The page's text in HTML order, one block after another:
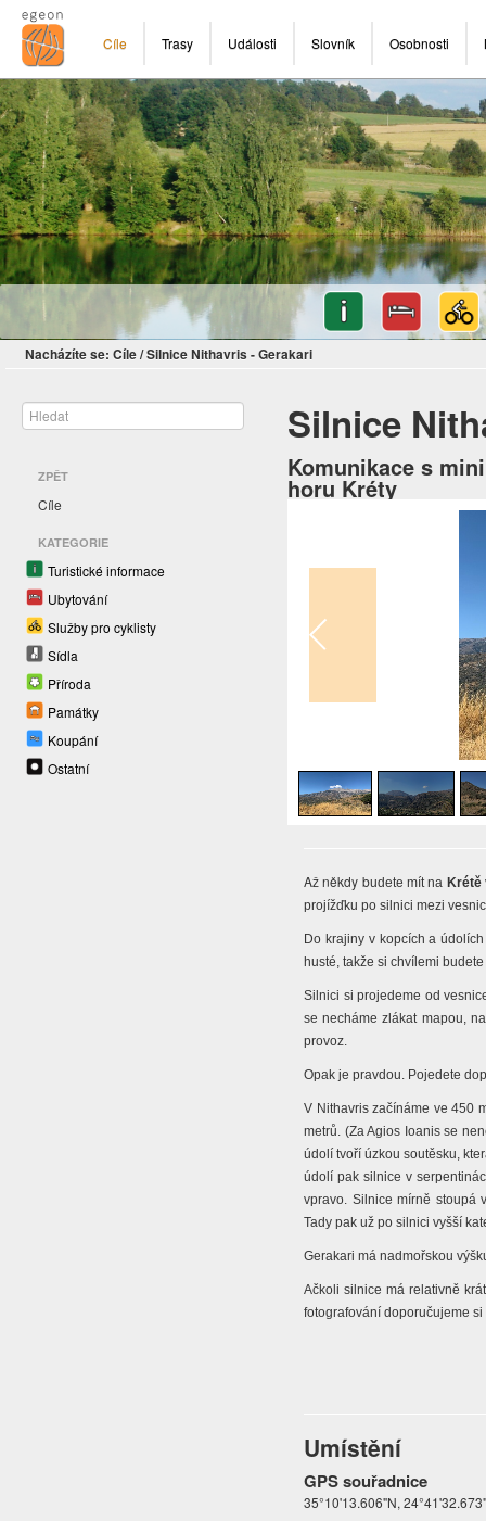
Cíle Trasy Události Slovník Osobnosti
Nacházíte se: Cíle/Silnice Nithavris - Gerakari
ZPĚT
Cíle
KATEGORIE
Turistické informace
Ubytování
Služby pro cyklisty
Sídla
Příroda
Památky
Koupání
Ostatní
Silnice
Komunikace s
horu Kréty
Až někdy budete mít na Krétě
projížďku po silnici mezi
Do krajiny v kopcích a
husté, takže si chvílemi b
Silnici si projedeme od
se necháme zlákat mapou,
provoz.
Opak je pravdou. Pojedete
V Nithavris začínáme ve 450
metrů. (Za Agios Ioanis se
údolí tvoří úzkou soutěsku,
údolí pak silnice v
vpravo. Silnice mírně stoupá
Tady pakuž po silnici vyšší
Gerakari má nadmořskou výšk
Ačkoli silnice má relativně
fotografování doporučujeme si
Umístění
GPS souřadnice
35°10'13.606"N,